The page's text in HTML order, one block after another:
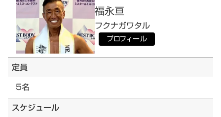
福永亘
フクナガワタル
プロフィール
定員
5名
スケジュール